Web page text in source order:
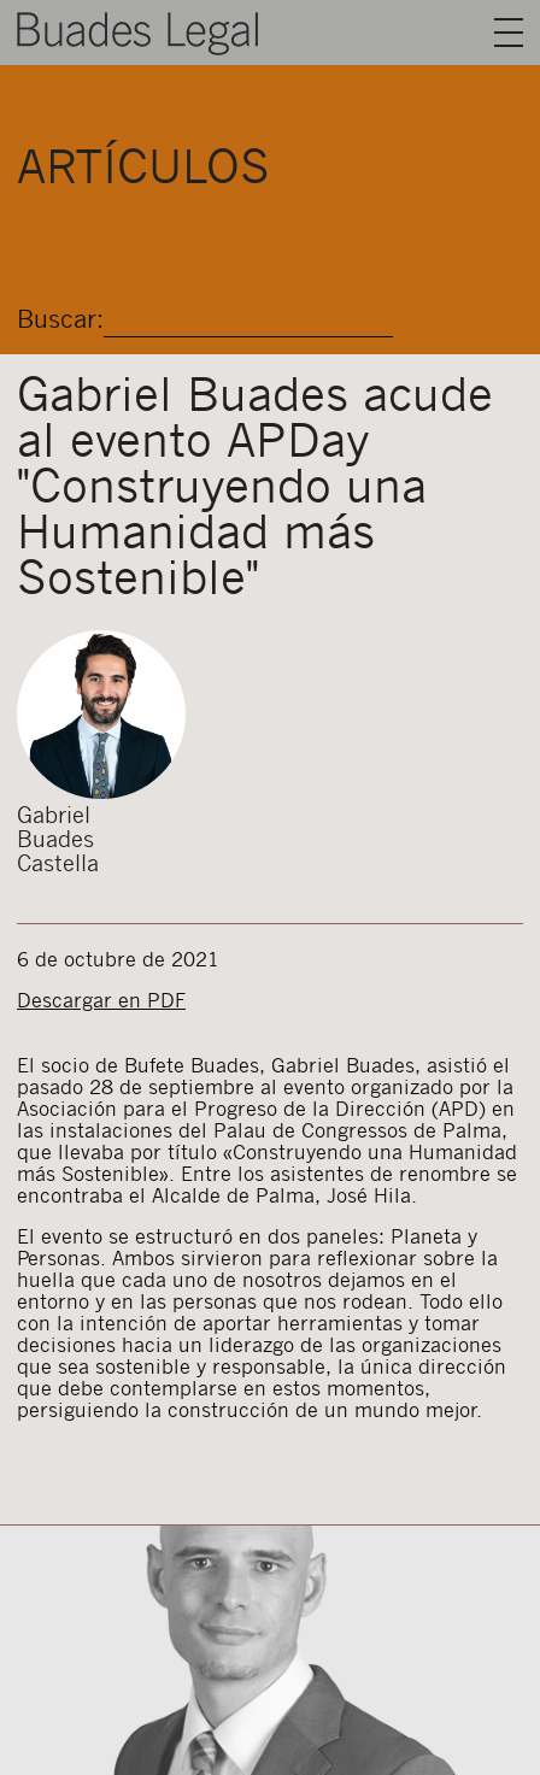
CONTACTO
ARTÍCULOS
Buscar:
Gabriel Buades acude
al evento APDay
"Construyendo una
Humanidad más
Sostenible"
Gabriel
Buades
Castella
6 de octubre de 2021
Descargar en PDF
El socio de Bufete Buades, Gabriel Buades, asistió el
pasado 28 de septiembre al evento organizado por la
Asociación para el Progreso de la Dirección (APD) en
las instalaciones del Palau de Congressos de Palma,
que llevaba por título «Construyendo una Humanidad
más Sostenible». Entre los asistentes de renombre se
encontraba el Alcalde de Palma, José Hila.
El evento se estructuró en dos paneles: Planeta y
Personas. Ambos sirvieron para reflexionar sobre la
huella que cada uno de nosotros dejamos en el
entorno y en las personas que nos rodean. Todo ello
con la intención de aportar herramientas y tomar
decisiones hacia un liderazgo de las organizaciones
que sea sostenible y responsable, la única dirección
que debe contemplarse en estos momentos,
persiguiendo la construcción de un mundo mejor.